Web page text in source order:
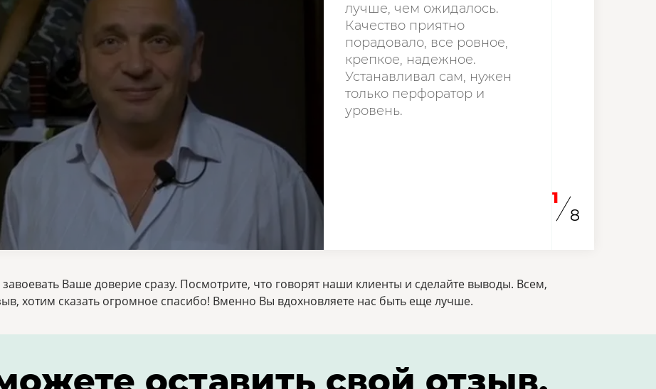
лучше, чем ожидалось.
Качество приятно
порадовало, все ровное,
крепкое, надежное.
Устанавливал сам, нужен
только перфоратор и
уровень.
1
8
Ваше доверие сразу. Посмотрите, что говорят наши клиенты и сделайте выводы. Всем,
хотим сказать огромное спасибо! Bменно Вы вдохновляете нас быть еще лучше.